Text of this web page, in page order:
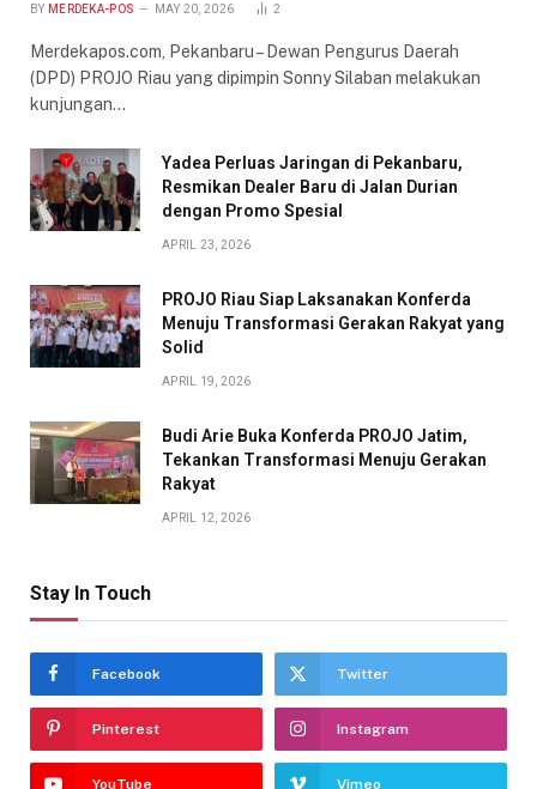
BY MERDEKA-POS MAY 20, 2026 2
Merdekapos.com, Pekanbaru – Dewan Pengurus Daerah
(DPD) PROJO Riau yang dipimpin Sonny Silaban melakukan
kunjungan…
Yadea Perluas Jaringan di Pekanbaru,
Resmikan Dealer Baru di Jalan Durian
dengan Promo Spesial
APRIL 23, 2026
PROJO Riau Siap Laksanakan Konferda
Menuju Transformasi Gerakan Rakyat yang
Solid
APRIL 19, 2026
Budi Arie Buka Konferda PROJO Jatim,
Tekankan Transformasi Menuju Gerakan
Rakyat
APRIL 12, 2026
Stay In Touch
Facebook Twitter
Pinterest Instagram
YouTube Vimeo